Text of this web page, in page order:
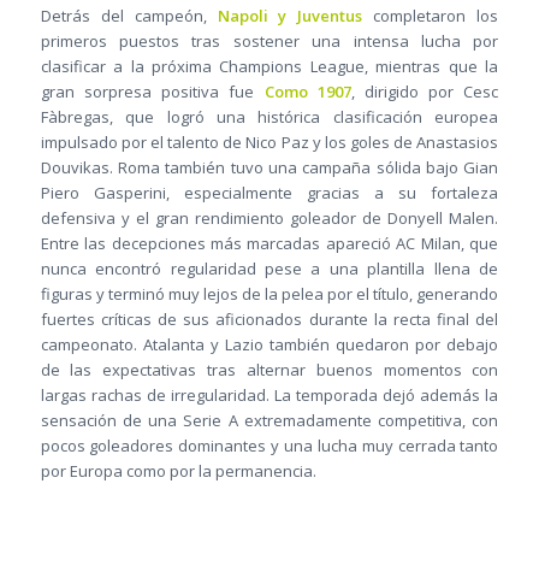
Detrás del campeón, Napoli y Juventus completaron los
primeros puestos tras sostener una intensa lucha por
clasificar a la próxima Champions League, mientras que la
gran sorpresa positiva fue Como 1907, dirigido por Cesc
Fàbregas, que logró una histórica clasificación europea
impulsado por el talento de Nico Paz y los goles de Anastasios
Douvikas. Roma también tuvo una campaña sólida bajo Gian
Piero Gasperini, especialmente gracias a su fortaleza
defensiva y el gran rendimiento goleador de Donyell Malen.
Entre las decepciones más marcadas apareció AC Milan, que
nunca encontró regularidad pese a una plantilla llena de
figuras y terminó muy lejos de la pelea por el título, generando
fuertes críticas de sus aficionados durante la recta final del
campeonato. Atalanta y Lazio también quedaron por debajo
de las expectativas tras alternar buenos momentos con
largas rachas de irregularidad. La temporada dejó además la
sensación de una Serie A extremadamente competitiva, con
pocos goleadores dominantes y una lucha muy cerrada tanto
por Europa como por la permanencia.